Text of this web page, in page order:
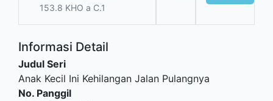
153.8 KHO a C.1
Informasi Detail
Judul Seri
Anak Kecil Ini Kehilangan Jalan Pulangnya
No. Panggil